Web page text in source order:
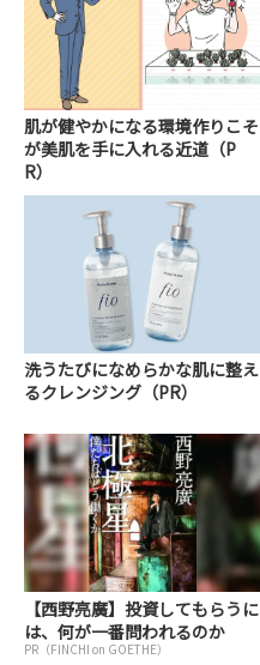
肌が健やかになる環境作りこそ
が美肌を手に入れる近道（P
R）
洗うたびになめらかな肌に整え
るクレンジング（PR）
【西野亮廣】投資してもらうに
は、何が一番問われるのか
PR（FINCHI on GOETHE）